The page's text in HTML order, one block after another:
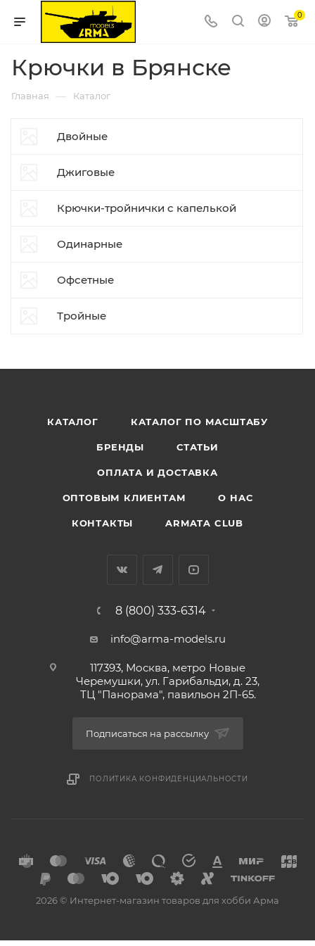
0
Крючки в Брянске
Главная — Каталог
Двойные
Джиговые
Крючки-тройнички с капелькой
Одинарные
Офсетные
Тройные
КАТАЛОГ КАТАЛОГ ПО МАСШТАБУ
БРЕНДЫ СТАТЬИ
ОПЛАТА И ДОСТАВКА
ОПТОВЫМ КЛИЕНТАМ О НАС
КОНТАКТЫ ARMATA CLUB
8 (800) 333-6314
info@arma-models.ru
117393, Москва, метро Новые
Черемушки, ул. Гарибальди, д. 23,
ТЦ "Панорама", павильон 2П-65.
Подписаться на рассылку
ПОЛИТИКА КОНФИДЕНЦИАЛЬНОСТИ
2026 © Интернет-магазин товаров для хобби Арма